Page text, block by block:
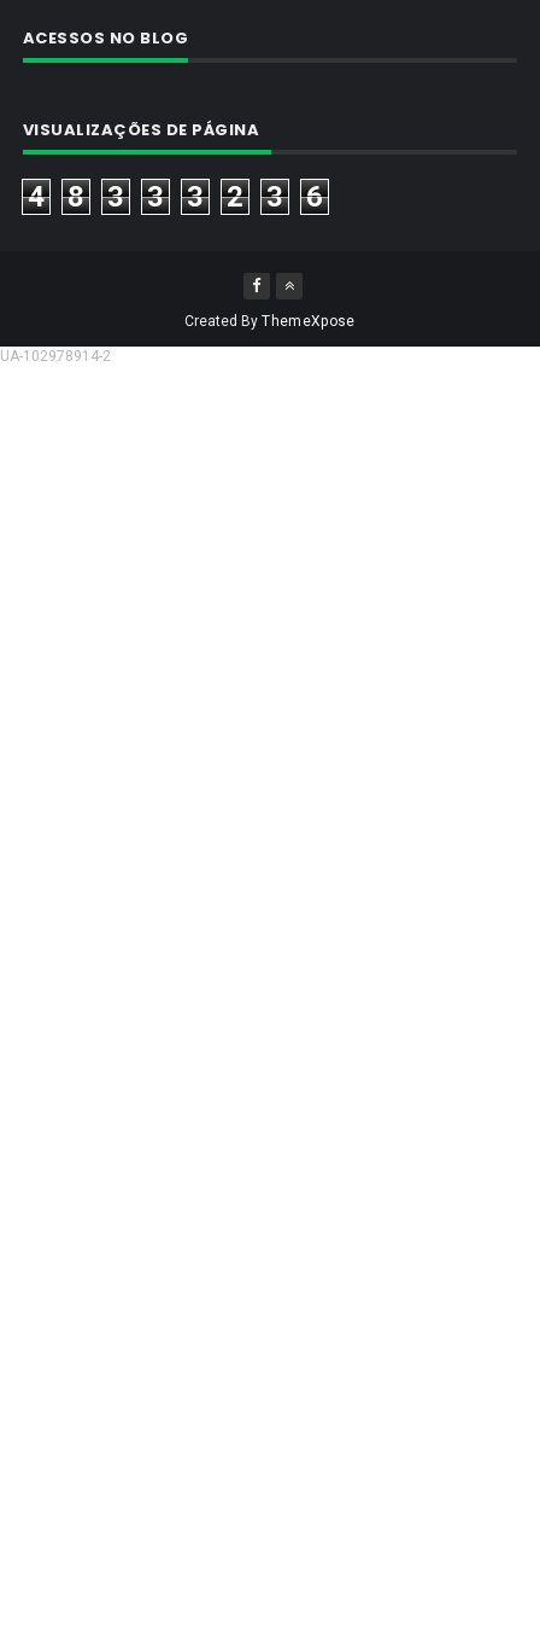
ACESSOS NO BLOG
VISUALIZAÇÕES DE PÁGINA
4 8 3 3 3 2 3 6
Created ByThemeXpose
UA-102978914-2